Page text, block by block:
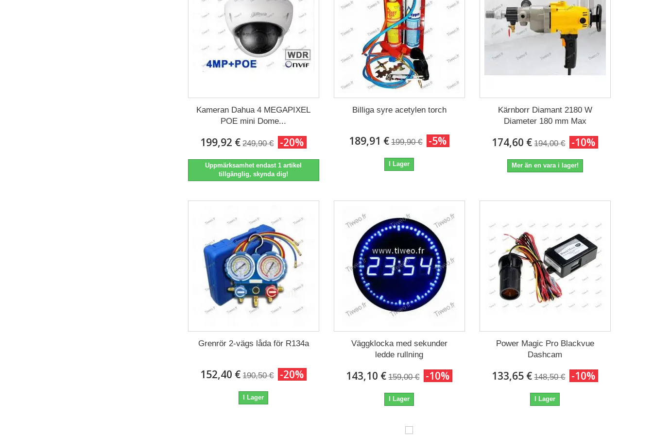
Kameran Dahua 4 MEGAPIXEL
POE mini Dome...
199,92 € 249,90 € -20%
Uppmärksamhet endast 1 artikel
tillgänglig, skynda dig!
Billiga syre acetylen torch
189,91 € 199,90 € -5%
I Lager
Kärnborr Diamant 2180 W
Diameter 180 mm Max
174,60 € 194,00 € -10%
Mer än en vara i lager!
Grenrör 2-vägs låda för R134a
152,40 € 190,50 € -20%
I Lager
Väggklocka med sekunder
ledde rullning
143,10 € 159,00 € -10%
I Lager
Power Magic Pro Blackvue
Dashcam
133,65 € 148,50 € -10%
I Lager